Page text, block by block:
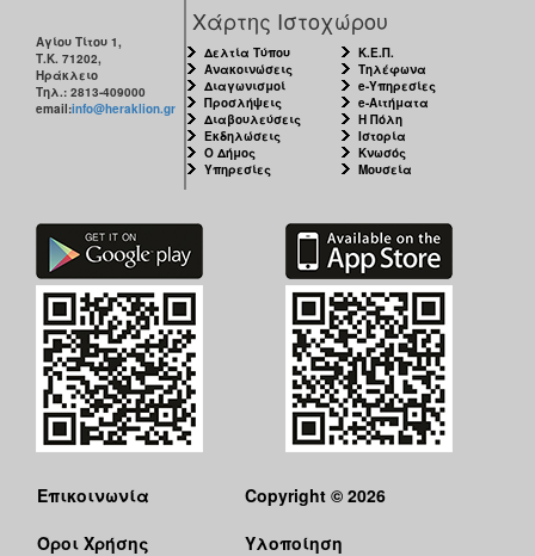
Αγίου Τίτου 1,
Τ.Κ. 71202,
Ηράκλειο
Τηλ.: 2813-409000
email:info@heraklion.gr
Χάρτης Ιστοχώρου
Δελτία Τύπου
Ανακοινώσεις
Διαγωνισμοί
Προσλήψεις
Διαβουλεύσεις
Εκδηλώσεις
Ο Δήμος
Υπηρεσίες
Κ.Ε.Π.
Τηλέφωνα
e-Υπηρεσίες
e-Αιτήματα
Η Πόλη
Ιστορία
Κνωσός
Μουσεία
Επικοινωνία
Όροι Χρήσης
Copyright © 2026
Υλοποίηση